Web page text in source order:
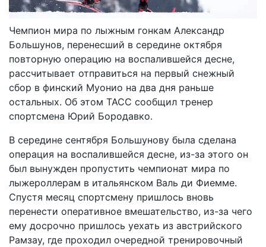
Чемпион мира по лыжным гонкам Александр
Большунов, перенесший в середине октября
повторную операцию на воспалившейся десне,
рассчитывает отправиться на первый снежный
сбор в финский Муонио на два дня раньше
остальных. Об этом ТАСС сообщил тренер
спортсмена Юрий Бородавко.
В середине сентября Большунову была сделана
операция на воспалившейся десне, из-за этого он
был вынужден пропустить чемпионат мира по
лыжероллерам в итальянском Валь ди Фиемме.
Спустя месяц спортсмену пришлось вновь
перенести оперативное вмешательство, из-за чего
ему досрочно пришлось уехать из австрийского
Рамзау, где проходил очередной тренировочный